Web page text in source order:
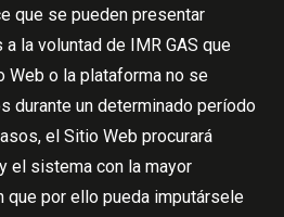
que se pueden presentar
la voluntad de IMR GAS que
Web o la plataforma no se
durante un determinado período
el Sitio Web procurará
el sistema con la mayor
que por ello pueda imputársele